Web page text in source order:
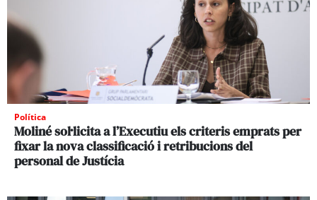
Política
Moliné sol·licita a l’Executiu els criteris emprats per
fixar la nova classificació i retribucions del
personal de Justícia